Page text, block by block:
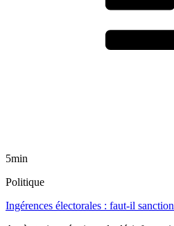
5min
Politique
Ingérences électorales : faut-il